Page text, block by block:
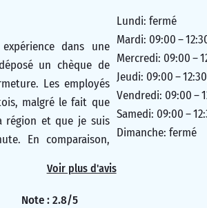
dans une
un chèque de
Les employés
malgré le fait que
région et que je suis
En comparaison,
était très différent. La
refusé de contacter
Voir plus d'avis
Note : 2.8/5
Lundi: fermé
Mardi: 09:00 –
Mercredi: 09:00 –
Jeudi: 09:00 –
Vendredi: 09:00 –
Samedi: 09:00 –
Dimanche: fermé